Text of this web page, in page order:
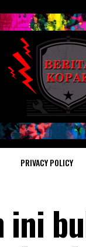
PRIVACY POLICY
ini